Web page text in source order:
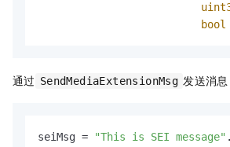
bool
通过 SendMediaExtensionMsg 发送消息
seiMsg = "This is SEI message"